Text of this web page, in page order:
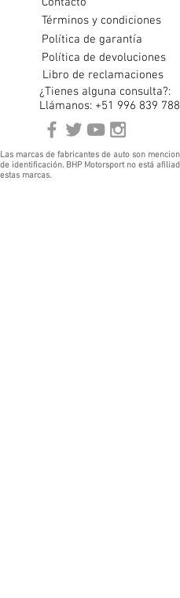
Términos y condiciones
Política de garantía
Política de devoluciones
Libro de reclamaciones
¿Tienes alguna consulta?:
Llámanos: +51 996 839 788
Las marcas de fabricantes de auto son
de identificación. BHP Motorsport no está
estas marcas.